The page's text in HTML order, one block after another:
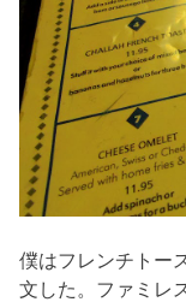
僕はフレンチトー
文した。ファミレ